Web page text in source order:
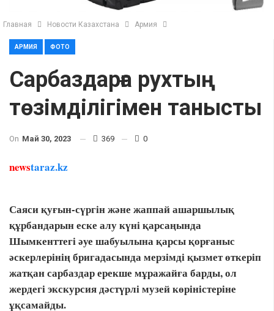
Главная Новости Казахстана Армия
АРМИЯ ФОТО
Сарбаздарға рухтың
төзімділігімен танысты
On Май 30, 2023 369 0
newstaraz.kz
Саяси қуғын-сүргін және жаппай ашаршылық
құрбандарын еске алу күні қарсаңында
Шымкенттегі әуе шабуылына қарсы қорғаныс
әскерлерінің бригадасында мерзімді қызмет өткеріп
жатқан сарбаздар ерекше мұражайға барды, ол
жердегі экскурсия дәстүрлі музей көріністеріне
ұқсамайды.